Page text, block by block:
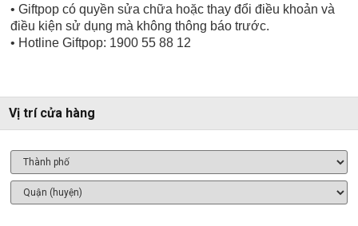
• Giftpop có quyền sửa chữa hoặc thay đổi điều khoản và
điều kiện sử dụng mà không thông báo trước.
• Hotline Giftpop: 1900 55 88 12
Vị trí cửa hàng